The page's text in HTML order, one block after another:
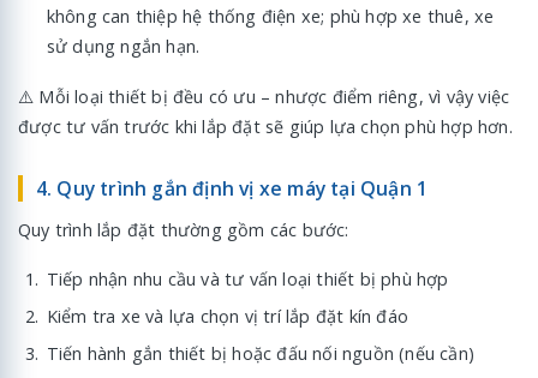
không can thiệp hệ thống điện xe; phù hợp xe thuê, xe
sử dụng ngắn hạn.
⚠️ Mỗi loại thiết bị đều có ưu – nhược điểm riêng, vì vậy việc
được tư vấn trước khi lắp đặt sẽ giúp lựa chọn phù hợp hơn.
4. Quy trình gắn định vị xe máy tại Quận 1
Quy trình lắp đặt thường gồm các bước:
Tiếp nhận nhu cầu và tư vấn loại thiết bị phù hợp
Kiểm tra xe và lựa chọn vị trí lắp đặt kín đáo
Tiến hành gắn thiết bị hoặc đấu nối nguồn (nếu cần)